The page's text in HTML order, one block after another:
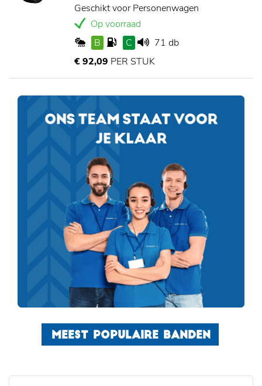
Geschikt voor Personenwagen
Op voorraad
B
C
71 db
€ 92,09 PER STUK
MEEST POPULAIRE BANDEN